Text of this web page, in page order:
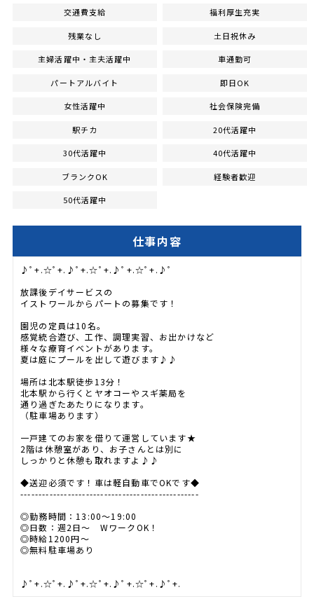
交通費支給 福利厚生充実
残業なし 土日祝休み
主婦活躍中・主夫活躍中 車通勤可
パートアルバイト 即日OK
女性活躍中 社会保険完備
駅チカ 20代活躍中
30代活躍中 40代活躍中
ブランクOK 経験者歓迎
50代活躍中
仕事内容
♪ﾟ+.☆ﾟ+.♪ﾟ+.☆ﾟ+.♪ﾟ+.☆ﾟ+.♪ﾟ
放課後デイサービスの
イストワールからパートの募集です！
園児の定員は10名。
感覚統合遊び、工作、調理実習、お出かけなど
様々な療育イベントがあります。
夏は庭にプールを出して遊びます♪♪
場所は北本駅徒歩13分！
北本駅から行くとヤオコーやスギ薬局を
通り過ぎたあたりになります。
（駐車場あります）
一戸建てのお家を借りて運営しています★
2階は休憩室があり、お子さんとは別に
しっかりと休憩も取れますよ♪♪
◆送迎必須です！車は軽自動車でOKです◆
-------------------------------------------------
◎勤務時間：13:00～19:00
◎日数：週2日～ WワークOK！
◎時給1200円～
◎無料駐車場あり
♪ﾟ+.☆ﾟ+.♪ﾟ+.☆ﾟ+.♪ﾟ+.☆ﾟ+.♪ﾟ+.